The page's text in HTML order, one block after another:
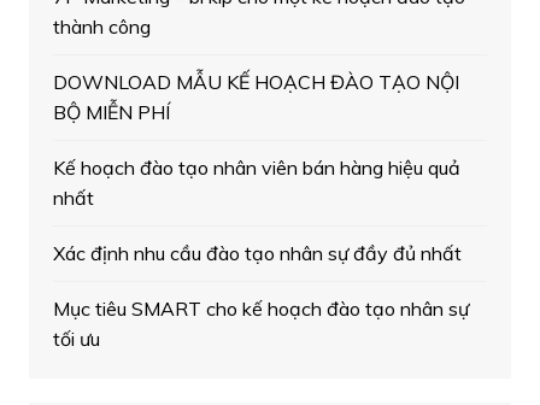
thành công
DOWNLOAD MẪU KẾ HOẠCH ĐÀO TẠO NỘI
BỘ MIỄN PHÍ
Kế hoạch đào tạo nhân viên bán hàng hiệu quả
nhất
Xác định nhu cầu đào tạo nhân sự đầy đủ nhất
Mục tiêu SMART cho kế hoạch đào tạo nhân sự
tối ưu